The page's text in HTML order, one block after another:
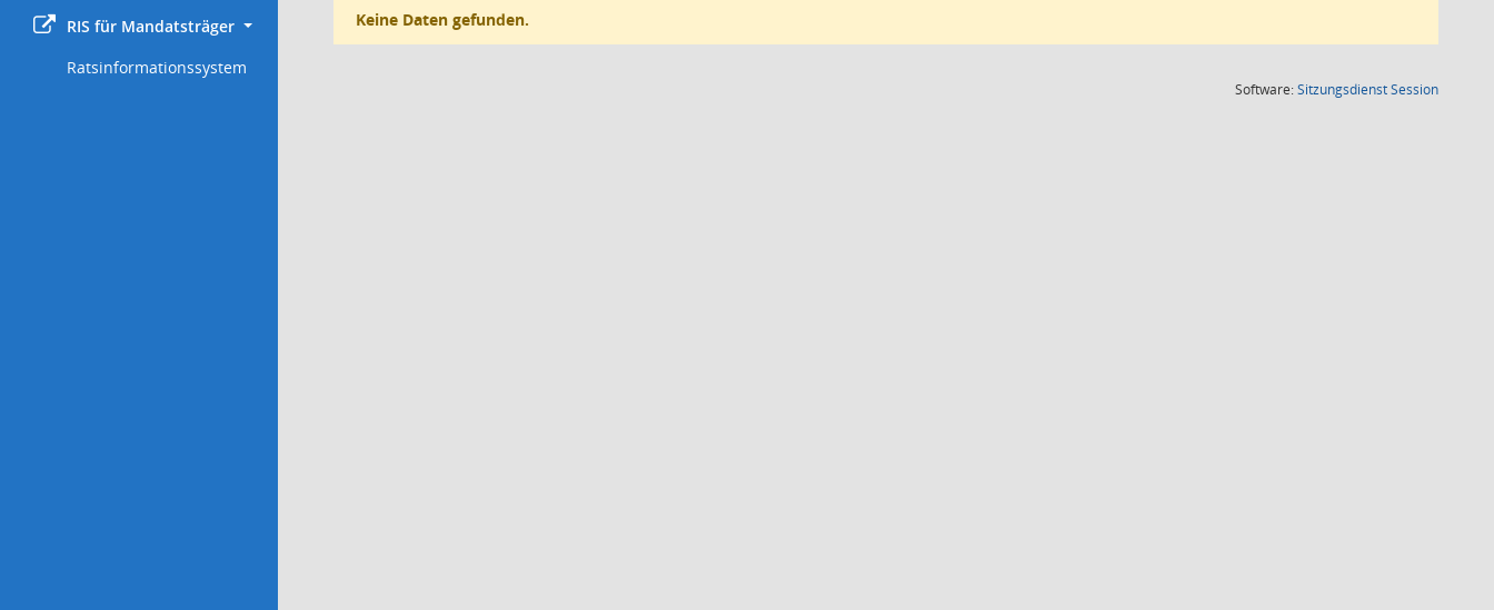
RIS für Mandatsträger
Ratsinformationssystem
Keine Daten gefunden.
Software:SitzungsdienstSession(Wird in